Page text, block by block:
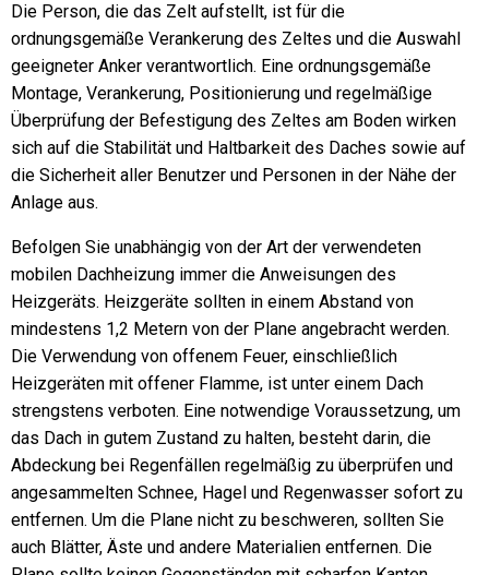
Die Person, die das Zelt aufstellt, ist für die
ordnungsgemäße Verankerung des Zeltes und die Auswahl
geeigneter Anker verantwortlich. Eine ordnungsgemäße
Montage, Verankerung, Positionierung und regelmäßige
Überprüfung der Befestigung des Zeltes am Boden wirken
sich auf die Stabilität und Haltbarkeit des Daches sowie auf
die Sicherheit aller Benutzer und Personen in der Nähe der
Anlage aus.
Befolgen Sie unabhängig von der Art der verwendeten
mobilen Dachheizung immer die Anweisungen des
Heizgeräts. Heizgeräte sollten in einem Abstand von
mindestens 1,2 Metern von der Plane angebracht werden.
Die Verwendung von offenem Feuer, einschließlich
Heizgeräten mit offener Flamme, ist unter einem Dach
strengstens verboten. Eine notwendige Voraussetzung, um
das Dach in gutem Zustand zu halten, besteht darin, die
Abdeckung bei Regenfällen regelmäßig zu überprüfen und
angesammelten Schnee, Hagel und Regenwasser sofort zu
entfernen. Um die Plane nicht zu beschweren, sollten Sie
auch Blätter, Äste und andere Materialien entfernen. Die